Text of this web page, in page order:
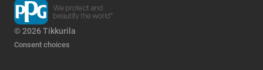
© 2026 Tikkurila
Consent choices